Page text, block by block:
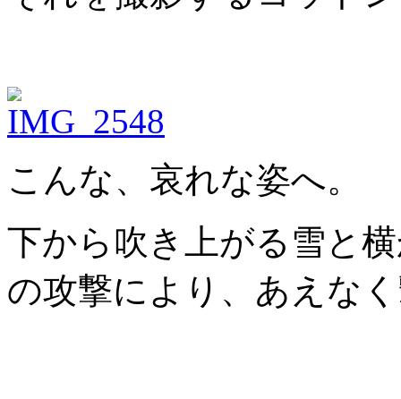
こんな、哀れな姿へ。
下から吹き上がる雪と
の攻撃により、あえな